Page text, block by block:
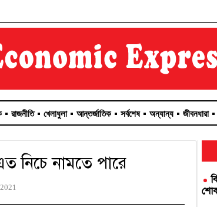
রাজনীতি খেলাধুলা আন্তর্জাতিক সর্বশেষ অন্যান্য জীবনধারা
নিচে নামতে পারে